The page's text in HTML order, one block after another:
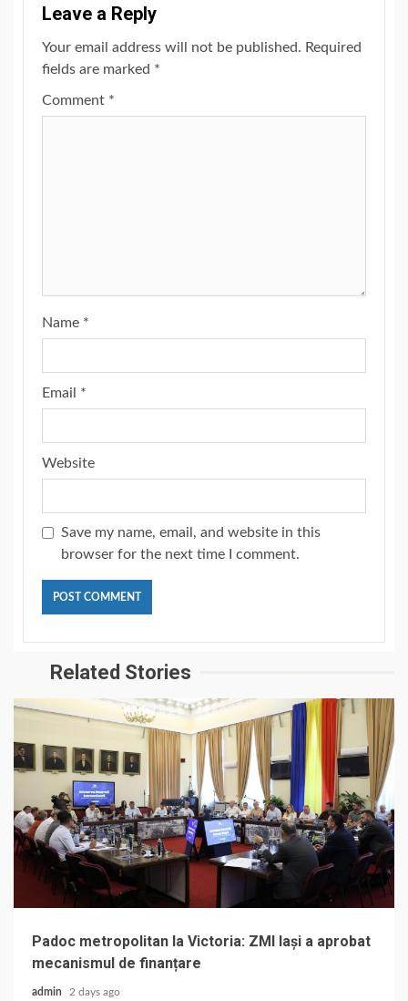
Leave a Reply
Your email address will not be published. Required
fields are marked *
Comment *
Name *
Email *
Website
Save my name, email, and website in this
browser for the next time I comment.
Related Stories
Padoc metropolitan la Victoria: ZMI Iași a aprobat
mecanismul de finanțare
admin 2 days ago